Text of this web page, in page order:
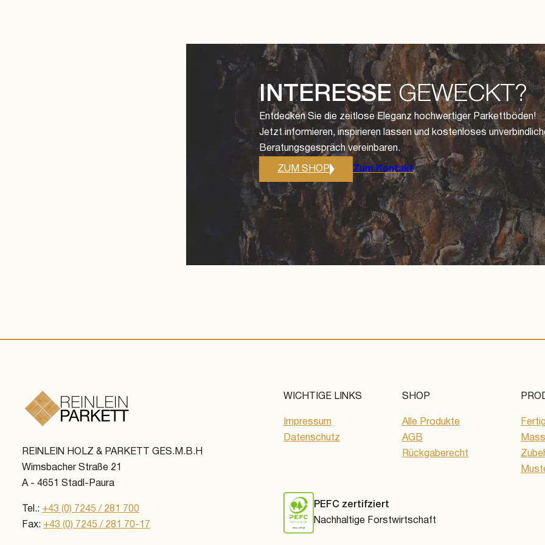
INTERESSEGEWECKT?
Entdecken Sie die zeitlose Eleganz hochwertiger Parkettböden!
Jetzt informieren, inspirieren lassen und kostenloses
Beratungsgespräch vereinbaren.
ZUM SHOP Zum Kontakt
REINLEIN HOLZ & PARKETT GES.M.B.H
Wimsbacher Straße 21
A - 4651 Stadl-Paura
Tel.: +43 (0) 7245 / 281 700
Fax: +43 (0) 7245 / 281 70-17
WICHTIGE LINKS
Impressum
Datenschutz
SHOP
Alle Produkte
AGB
Rückgaberecht
PEFC zertifziert
Nachhaltige Forstwirtschaft